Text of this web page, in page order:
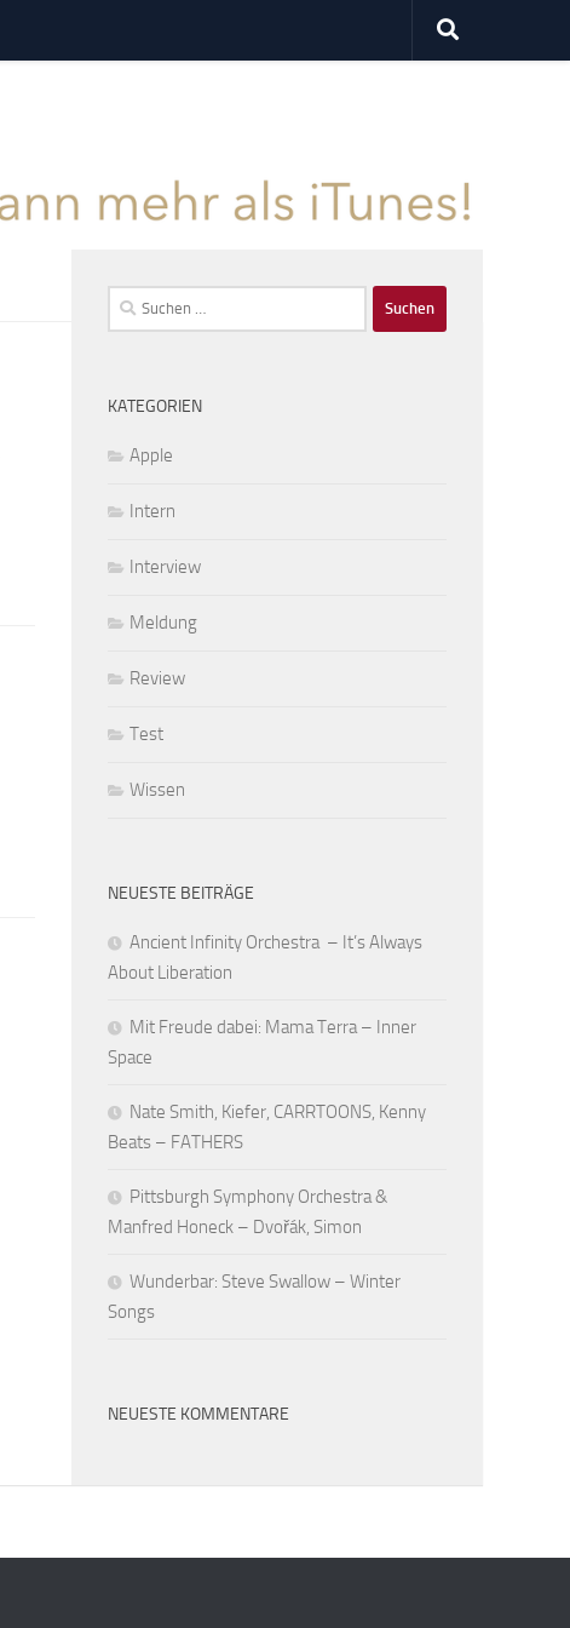
Suchen
nach:
KATEGORIEN
Apple
Intern
Interview
Meldung
Review
Test
Wissen
NEUESTE BEITRÄGE
Ancient Infinity Orchestra – It’s Always
About Liberation
Mit Freude dabei: Mama Terra – Inner
Space
Nate Smith, Kiefer, CARRTOONS, Kenny
Beats – FATHERS
Pittsburgh Symphony Orchestra &
Manfred Honeck – Dvořák, Simon
Wunderbar: Steve Swallow – Winter
Songs
NEUESTE KOMMENTARE